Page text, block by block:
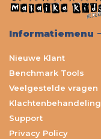
Informatiemenu
Nieuwe Klant
Benchmark Tools
Veelgestelde vragen
Klachtenbehandeling
Support
Privacy Policy